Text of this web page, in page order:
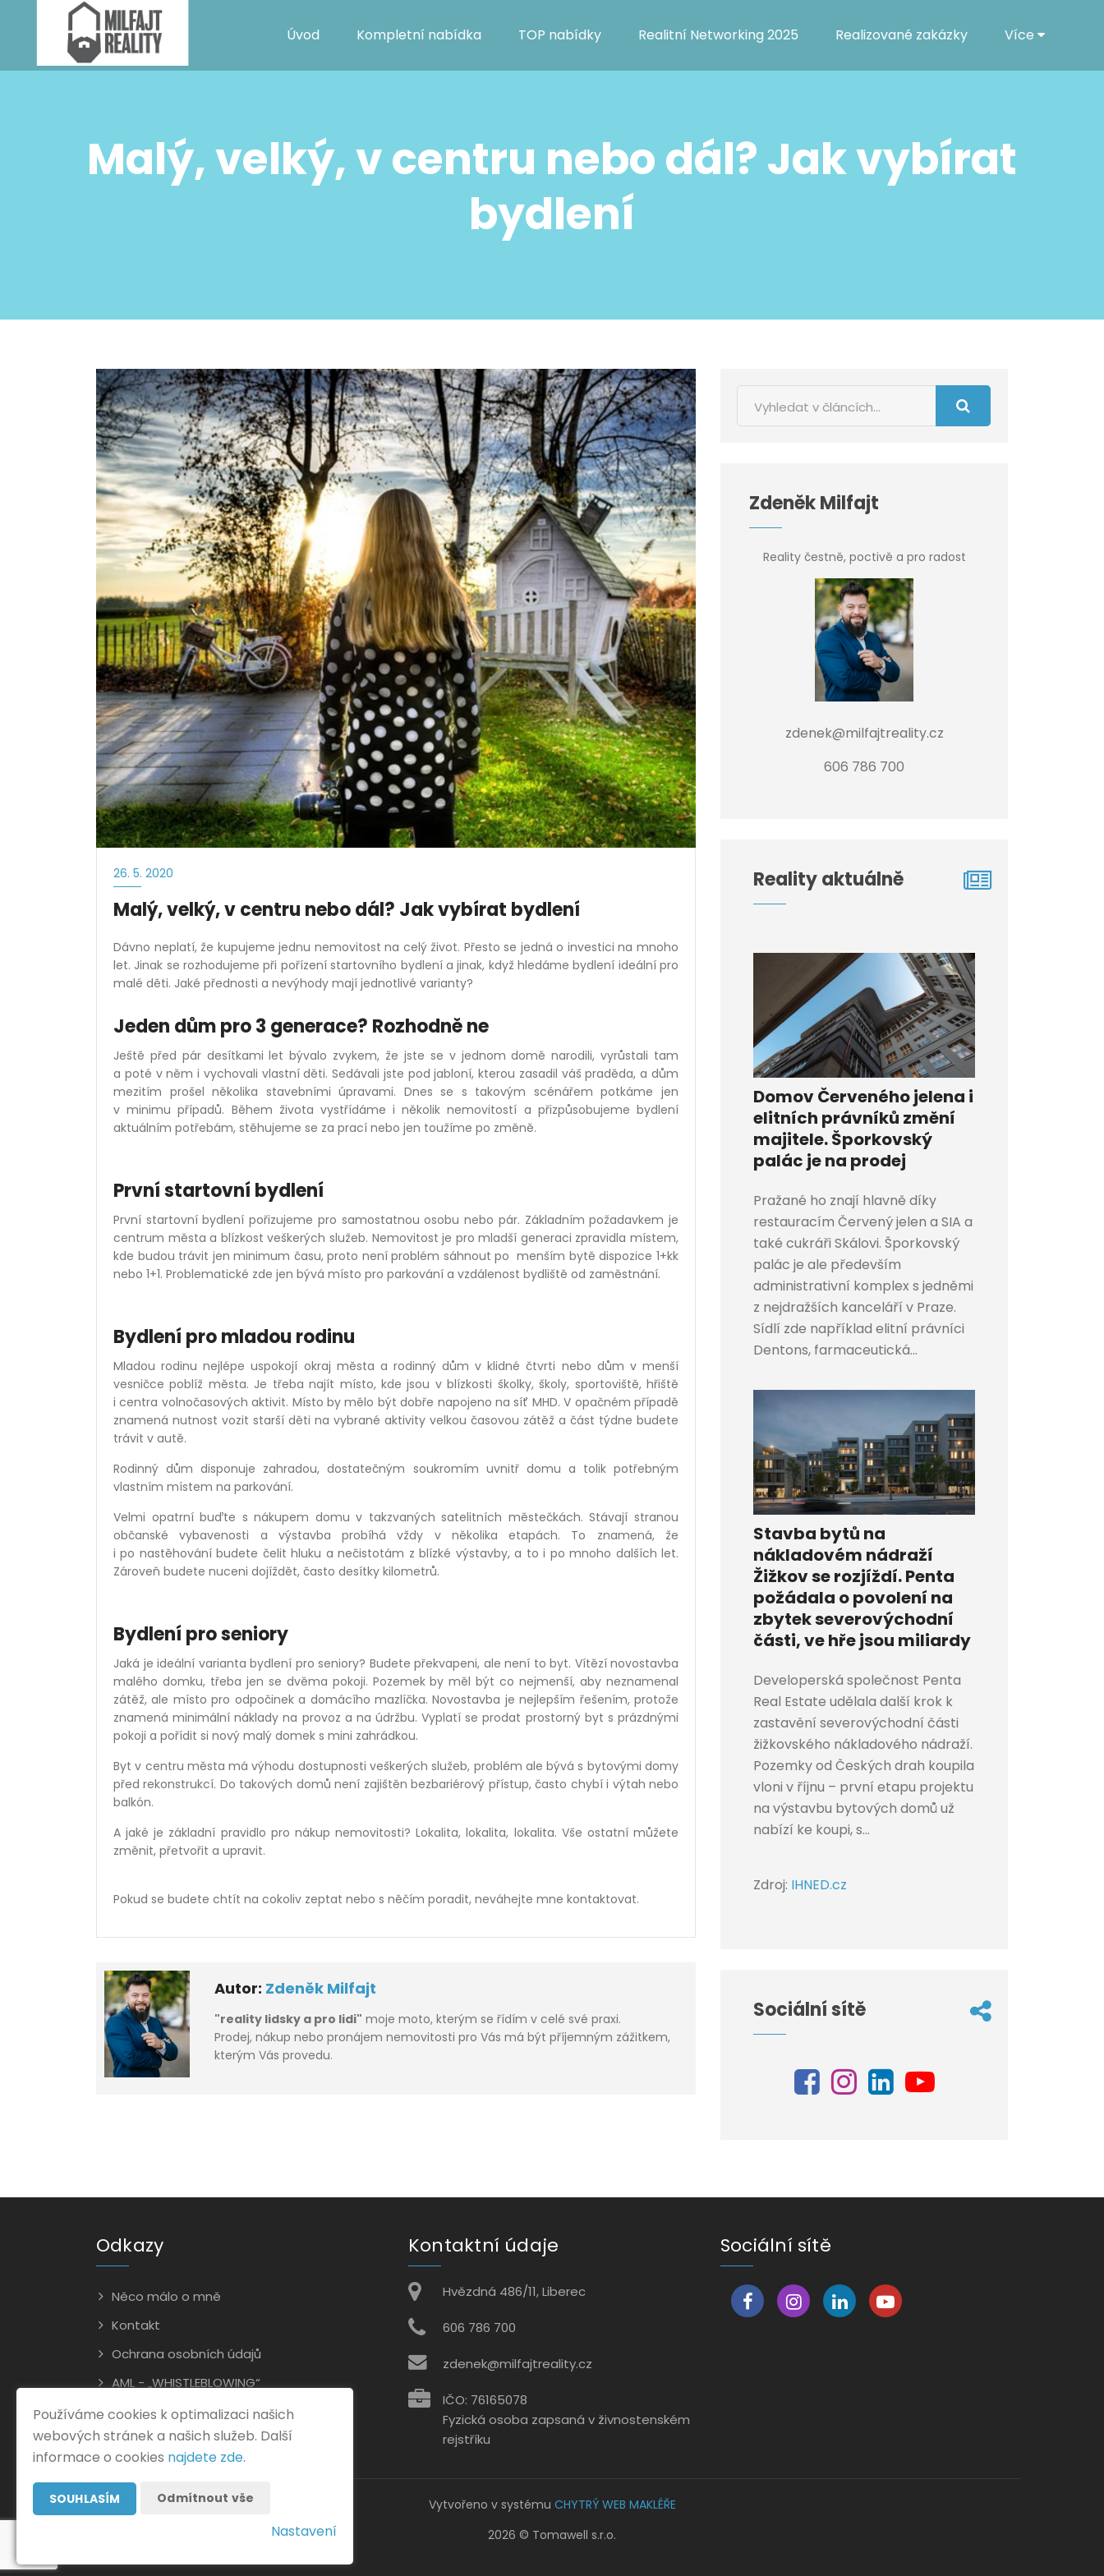
Úvod Kompletní nabídka TOP nabídky Realitní Networking 2025 Realizované zakázky Více
Malý, velký, v centru nebo dál? Jak vybírat
bydlení
26. 5. 2020
Malý, velký, v centru nebo dál? Jak vybírat bydlení
Dávno neplatí, že kupujeme jednu nemovitost na celý život. Přesto se jedná o investici na mnoho
let. Jinak se rozhodujeme při pořízení startovního bydlení a jinak, když hledáme bydlení ideální pro
malé děti. Jaké přednosti a nevýhody mají jednotlivé varianty?
Jeden dům pro 3 generace? Rozhodně ne
Ještě před pár desítkami let bývalo zvykem, že jste se v jednom domě narodili, vyrůstali tam
a poté v něm i vychovali vlastní děti. Sedávali jste pod jabloní, kterou zasadil váš praděda, a dům
mezitím prošel několika stavebními úpravami. Dnes se s takovým scénářem potkáme jen
v minimu případů. Během života vystřídáme i několik nemovitostí a přizpůsobujeme bydlení
aktuálním potřebám, stěhujeme se za prací nebo jen toužíme po změně.
První startovní bydlení
První startovní bydlení pořizujeme pro samostatnou osobu nebo pár. Základním požadavkem je
centrum města a blízkost veškerých služeb. Nemovitost je pro mladší generaci zpravidla místem,
kde budou trávit jen minimum času, proto není problém sáhnout po menším bytě dispozice 1+kk
nebo 1+1. Problematické zde jen bývá místo pro parkování a vzdálenost bydliště od zaměstnání.
Bydlení pro mladou rodinu
Mladou rodinu nejlépe uspokojí okraj města a rodinný dům v klidné čtvrti nebo dům v menší
vesničce poblíž města. Je třeba najít místo, kde jsou v blízkosti školky, školy, sportoviště, hřiště
i centra volnočasových aktivit. Místo by mělo být dobře napojeno na síť MHD. V opačném případě
znamená nutnost vozit starší děti na vybrané aktivity velkou časovou zátěž a část týdne budete
trávit v autě.
Rodinný dům disponuje zahradou, dostatečným soukromím uvnitř domu a tolik potřebným
vlastním místem na parkování.
Velmi opatrní buďte s nákupem domu v takzvaných satelitních městečkách. Stávají stranou
občanské vybavenosti a výstavba probíhá vždy v několika etapách. To znamená, že
i po nastěhování budete čelit hluku a nečistotám z blízké výstavby, a to i po mnoho dalších let.
Zároveň budete nuceni dojíždět, často desítky kilometrů.
Bydlení pro seniory
Jaká je ideální varianta bydlení pro seniory? Budete překvapeni, ale není to byt. Vítězí novostavba
malého domku, třeba jen se dvěma pokoji. Pozemek by měl být co nejmenší, aby neznamenal
zátěž, ale místo pro odpočinek a domácího mazlíčka. Novostavba je nejlepším řešením, protože
znamená minimální náklady na provoz a na údržbu. Vyplatí se prodat prostorný byt s prázdnými
pokoji a pořídit si nový malý domek s mini zahrádkou.
Byt v centru města má výhodu dostupnosti veškerých služeb, problém ale bývá s bytovými domy
před rekonstrukcí. Do takových domů není zajištěn bezbariérový přístup, často chybí i výtah nebo
balkón.
A jaké je základní pravidlo pro nákup nemovitosti? Lokalita, lokalita, lokalita. Vše ostatní můžete
změnit, přetvořit a upravit.
Pokud se budete chtít na cokoliv zeptat nebo s něčím poradit, neváhejte mne kontaktovat.
Autor: Zdeněk Milfajt
"reality lidsky a pro lidi" moje moto, kterým se řídím v celé své praxi.
Prodej, nákup nebo pronájem nemovitosti pro Vás má být příjemným zážitkem,
kterým Vás provedu.
Zdeněk Milfajt
Reality čestně, poctivě a pro radost
zdenek@milfajtreality.cz
606 786 700
Reality aktuálně
Domov Červeného jelena i
elitních právníků změní
majitele. Šporkovský
palác je na prodej
Pražané ho znají hlavně díky
restauracím Červený jelen a SIA a
také cukráři Skálovi. Šporkovský
palác je ale především
administrativní komplex s jedněmi
z nejdražších kanceláří v Praze.
Sídlí zde například elitní právníci
Dentons, farmaceutická...
Stavba bytů na
nákladovém nádraží
Žižkov se rozjíždí. Penta
požádala o povolení na
zbytek severovýchodní
části, ve hře jsou miliardy
Developerská společnost Penta
Real Estate udělala další krok k
zastavění severovýchodní části
žižkovského nákladového nádraží.
Pozemky od Českých drah koupila
vloni v říjnu – první etapu projektu
na výstavbu bytových domů už
nabízí ke koupi, s...
Zdroj: IHNED.cz
Sociální sítě
Odkazy
Něco málo o mně
Kontakt
Ochrana osobních údajů
AML - „WHISTLEBLOWING“
Kontaktní údaje
Hvězdná 486/11, Liberec
606 786 700
zdenek@milfajtreality.cz
IČO: 76165078
Fyzická osoba zapsaná v živnostenském
rejstříku
Sociální sítě
Vytvořeno v systému CHYTRÝ WEB MAKLÉŘE
2026 © Tomawell s.r.o.
Používáme cookies k optimalizaci našich
webových stránek a našich služeb. Další
informace o cookies najdete zde.
SOUHLASÍM Odmítnout vše
Nastavení